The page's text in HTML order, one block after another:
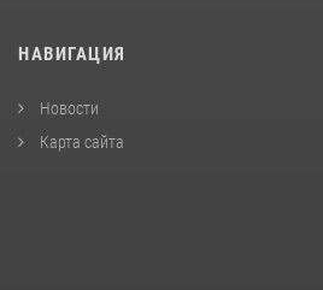
НАВИГАЦИЯ
Новости
Карта сайта